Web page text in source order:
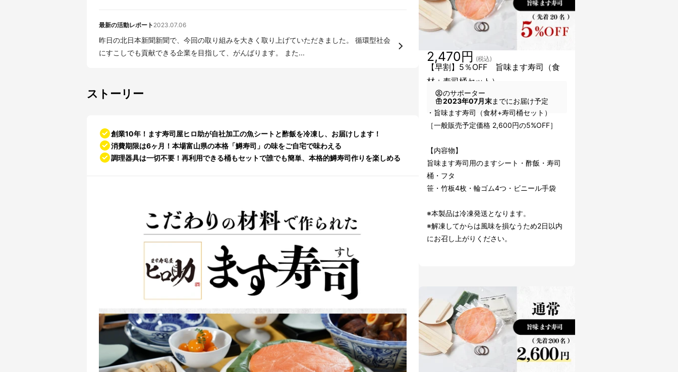
最新の活動レポート 2023.07.06
昨日の北日本新聞新聞で、今回の取り組みを大きく取り上げていただきました。 循環型社会
にすこしでも貢献できる企業を目指して、がんばります。 また...
ストーリー
創業10年！ます寿司屋ヒロ助が自社加工の魚シートと酢飯を冷凍し、お届けします！
消費期限は6ヶ月！本場富山県の本格「鱒寿司」の味をご自宅で味わえる
調理器具は一切不要！再利用できる桶もセットで誰でも簡単、本格的鱒寿司作りを楽しめる
【早割】5％OFF 旨味ます寿司（食
材＋寿司桶セット）
2,470円 (税込)
のサポーター
2023年07月末までにお届け予定
・旨味ます寿司（食材+寿司桶セット）
［一般販売予定価格 2,600円の5%OFF］
【内容物】
旨味ます寿司用のますシート・酢飯・寿司
桶・フタ
笹・竹板4枚・輪ゴム4つ・ビニール手袋
※本製品は冷凍発送となります。
※解凍してからは風味を損なうため2日以内
にお召し上がりください。